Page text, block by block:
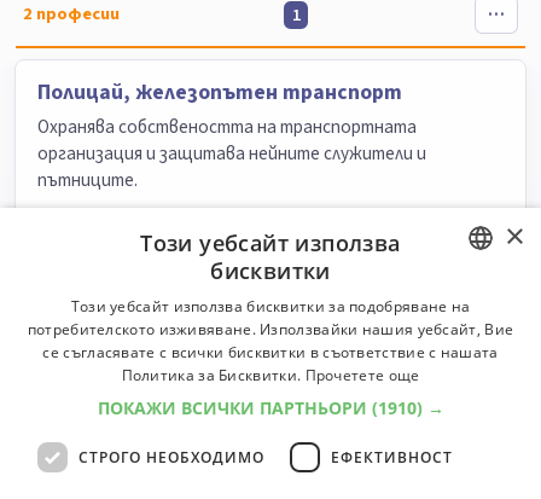
2 професии 1
Полицай, железопътен транспорт
Охранява собствеността на транспортната
организация и защитава нейните служители и
пътниците.
Университети:1Специалности:1
Университети Специалности
Полицай, патрул
Обикаля определена зона и следи за спазване на
обществения ред и законите за движение по
пътищата, предотвратява престъпления, арестува
Университети:2Специалности: 2
BULGARIAN
ENGLISH
×
Този уебсайт използва
бисквитки
Този уебсайт използва бисквитки за подобряване на
потребителското изживяване. Използвайки нашия уебсайт, Вие
се съгласявате с всички бисквитки в съответствие с нашата
Политика за Бисквитки. Прочетете още
ПОКАЖИ ВСИЧКИ ПАРТНЬОРИ (1910) →
СТРОГО НЕОБХОДИМО ЕФЕКТИВНОСТ